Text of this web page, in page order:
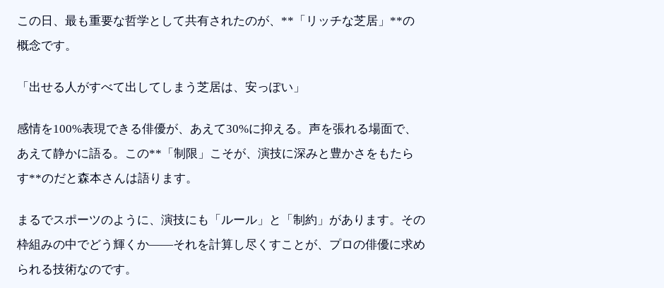
この日、最も重要な哲学として共有されたのが、**「リッチな芝居」**の
概念です。
「出せる人がすべて出してしまう芝居は、安っぽい」
感情を100%表現できる俳優が、あえて30%に抑える。声を張れる場面で、
あえて静かに語る。この**「制限」こそが、演技に深みと豊かさをもたら
す**のだと森本さんは語ります。
まるでスポーツのように、演技にも「ルール」と「制約」があります。その
枠組みの中でどう輝くか——それを計算し尽くすことが、プロの俳優に求め
られる技術なのです。